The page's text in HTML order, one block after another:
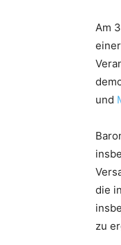
Am
einer
und
die
zu